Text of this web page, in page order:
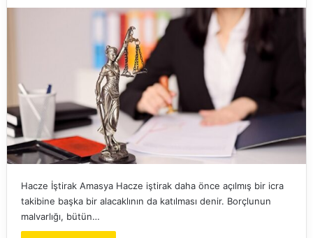
Hacze İştirak Amasya Hacze iştirak daha önce açılmış bir icra
takibine başka bir alacaklının da katılması denir. Borçlunun
malvarlığı, bütün…